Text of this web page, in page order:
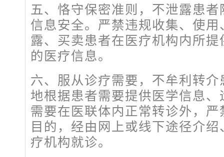
五、恪守保密准则，不泄露患
信息安全。严禁违规收集、使
露、买卖患者在医疗机构内所
的医疗信息。
六、服从诊疗需要，不牟利转
地根据患者需要提供医学信息
需要在医联体内正常转诊外，
目的，经由网上或线下途径介
疗机构就诊。